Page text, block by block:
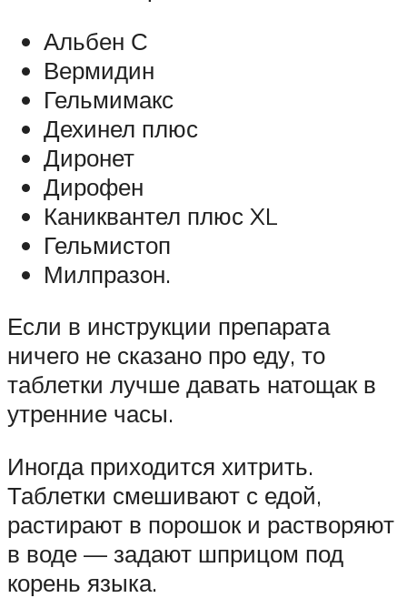
Альбен С
Вермидин
Гельмимакс
Дехинел плюс
Диронет
Дирофен
Каниквантел плюс XL
Гельмистоп
Милпразон.
Если в инструкции препарата
ничего не сказано про еду, то
таблетки лучше давать натощак в
утренние часы.
Иногда приходится хитрить.
Таблетки смешивают с едой,
растирают в порошок и растворяют
в воде — задают шприцом под
корень языка.